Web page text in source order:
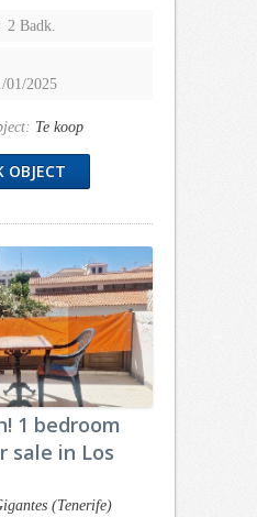
2 Badk.
01/2025
Te koop
OBJECT
1 bedroom
sale in Los
(Tenerife)